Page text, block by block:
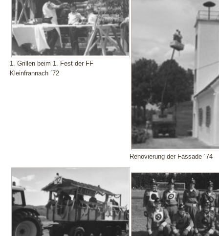
1. Grillen beim 1. Fest der FF
Kleinfrannach ´72
Renovierung der Fassade ´74